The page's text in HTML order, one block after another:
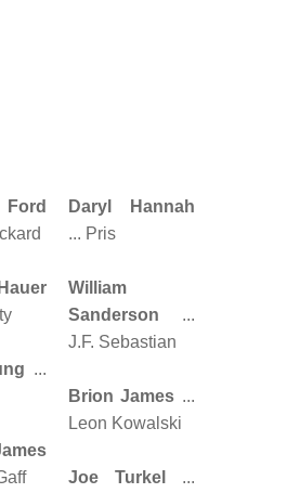
...
Daryl Hannah
... Pris
William
Sanderson ...
J.F. Sebastian
Brion James ...
Leon Kowalski
Joe Turkel
...